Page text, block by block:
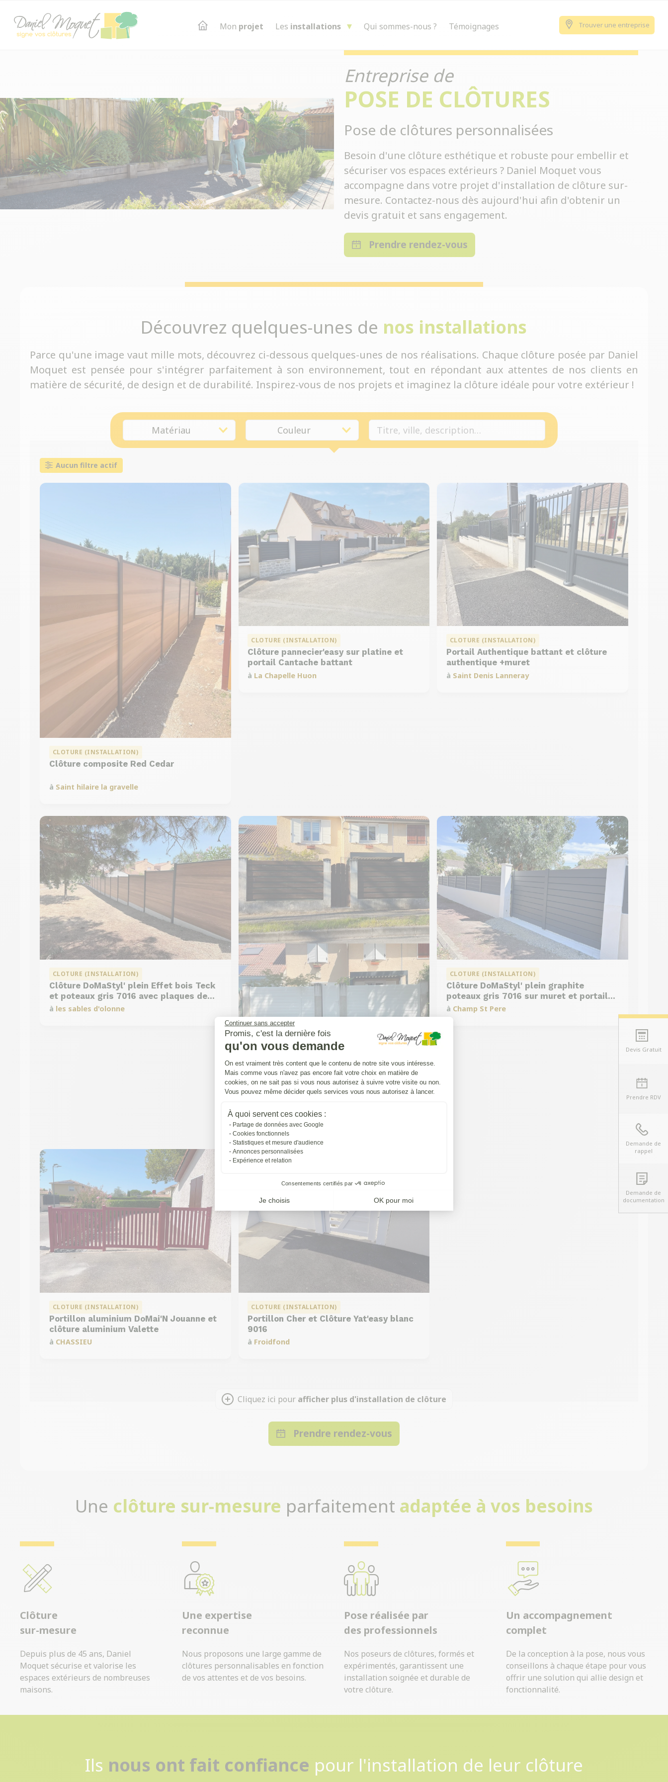
Continuer sans accepter
Promis, c'est la dernière fois
qu'on vous demande
Plateforme de Gestion du Consentement : Personnalisez vos Options
On est vraiment très content que le contenu de notre site vous intéresse.
Mais comme vous n'avez pas encore fait votre choix en matière de
cookies, on ne sait pas si vous nous autorisez à suivre votre visite ou non.
Vous pouvez même décider quels services vous nous autorisez à lancer.
À quoi servent ces cookies :
Partage de données avec Google
Cookies fonctionnels
Statistiques et mesure d'audience
Annonces personnalisées
Expérience et relation
Consentements certifiés par
Je choisis OK pour moi
Axeptio consent
Mon projet Les installations Qui sommes-nous ? Témoignages Trouver une entreprise
Entreprise de
POSE DE CLÔTURES
Pose de clôtures personnalisées
Besoin d'une clôture esthétique et robuste pour embellir et
sécuriser vos espaces extérieurs ? Daniel Moquet vous
accompagne dans votre projet d'installation de clôture sur-
mesure. Contactez-nous dès aujourd'hui afin d'obtenir un
devis gratuit et sans engagement.
Prendre rendez-vous
Découvrez quelques-unes de nos installations
Parce qu'une image vaut mille mots, découvrez ci-dessous quelques-unes de nos réalisations. Chaque clôture posée par Daniel
Moquet est pensée pour s'intégrer parfaitement à son environnement, tout en répondant aux attentes de nos clients en
matière de sécurité, de design et de durabilité. Inspirez-vous de nos projets et imaginez la clôture idéale pour votre extérieur !
Matériau Couleur
Aucun filtre actif
CLOTURE (INSTALLATION)
Clôture composite Red Cedar
à Saint hilaire la gravelle
CLOTURE (INSTALLATION)
Clôture pannecier'easy sur platine et
portail Cantache battant
à La Chapelle Huon
CLOTURE (INSTALLATION)
Portail Authentique battant et clôture
authentique +muret
à Saint Denis Lanneray
CLOTURE (INSTALLATION)
Clôture DoMaStyl' plein Effet bois Teck
et poteaux gris 7016 avec plaques de
soubassement béton
à les sables d'olonne
CLOTURE (INSTALLATION)
Pose d'une Clôture Yat'Easy avec un
St-priest
CLOTURE (INSTALLATION)
Clôture DoMaStyl' plein graphite
poteaux gris 7016 sur muret et portail
coulissant Classic Strong
à Champ St Pere
CLOTURE (INSTALLATION)
Portillon aluminium DoMai'N Jouanne et
clôture aluminium Valette
à CHASSIEU
CLOTURE (INSTALLATION)
Portillon Cher et Clôture Yat'easy blanc
9016
à Froidfond
Cliquez ici pour afficher plus d'installation de clôture
Prendre rendez-vous
Une clôture sur-mesure parfaitement adaptée à vos besoins
Clôture
sur-mesure
Depuis plus de 45 ans, Daniel
Moquet sécurise et valorise les
espaces extérieurs de nombreuses
maisons.
Une expertise
reconnue
Nous proposons une large gamme de
clôtures personnalisables en fonction
de vos attentes et de vos besoins.
Pose réalisée par
des professionnels
Nos poseurs de clôtures, formés et
expérimentés, garantissent une
installation soignée et durable de
votre clôture.
Un accompagnement
complet
De la conception à la pose, nous vous
conseillons à chaque étape pour vous
offrir une solution qui allie design et
fonctionnalité.
Ils nous ont fait confiance pour l'installation de leur clôture
Devis Gratuit
Prendre RDV
Demande de
rappel
Demande de
documentation